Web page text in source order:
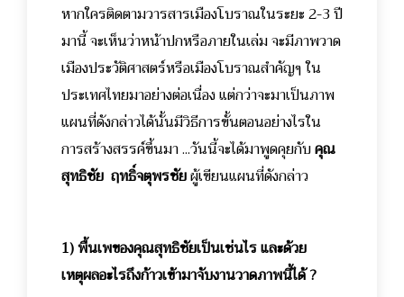
หากใครติดตามวารสารเมืองโบราณในระยะ 2-3 ปี
มานี้ จะเห็นว่าหน้าปกหรือภายในเล่ม จะมีภาพวาด
เมืองประวัติศาสตร์หรือเมืองโบราณสำคัญๆ ใน
ประเทศไทยมาอย่างต่อเนื่อง แต่กว่าจะมาเป็นภาพ
แผนที่ดังกล่าวได้นั้นมีวิธีการขั้นตอนอย่างไรใน
การสร้างสรรค์ขึ้นมา ...วันนี้จะได้มาพูดคุยกับคุณ
สุทธิชัย ฤทธิ์จตุพรชัยผู้เขียนแผนที่ดังกล่าว
1) พื้นเพของคุณสุทธิชัยเป็นเช่นไร และด้วย
เหตุผลอะไรถึงก้าวเข้ามาจับงานวาดภาพนี้ได้ ?